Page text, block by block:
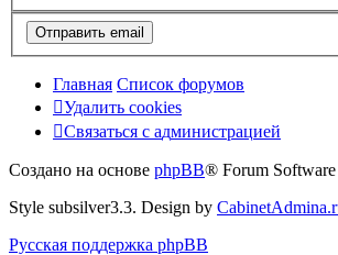
Главная Список форумов
Удалить cookies
Связаться
администрацией
Связаться с администрацией
Создано на основе phpBB® Forum
Style subsilver3.3. Design by
Русская поддержка phpBB